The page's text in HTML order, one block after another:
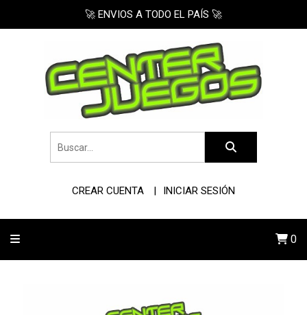
🚀 ENVIOS A TODO EL PAÍS 🚀
CREAR CUENTA INICIAR SESIÓN
0